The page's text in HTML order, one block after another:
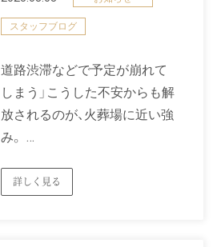
スタッフブログ
道路渋滞などで予定が崩れて
しまう」こうした不安からも解
放されるのが、火葬場に近い強
み。 …
詳しく見る